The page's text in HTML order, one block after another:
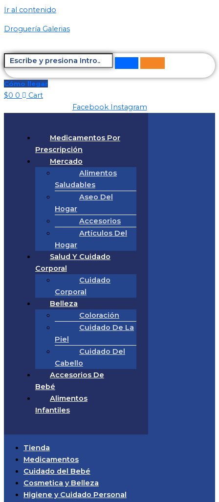
Ir al contenido
Droguería Galerias
Cómo llegar
$0 0
Cart
Facebook Instagram
Medicamentos Por
Prescripción
Mercado
Alimentos
Saludables
Aseo Del
Hogar
Accesorios
Artículos Del
Hogar
Salud Y Cuidado
Corporal
Cuidado
Corporal
Belleza
Coloración
Cuidado De La
Piel
Cuidado Del
Cabello
Accesorios De
Bebé
Alimentos
Infantiles
Tienda
Medicamentos
Cuidado del Bebé
Cosmetica y Belleza
Higiene y Cuidado Personal